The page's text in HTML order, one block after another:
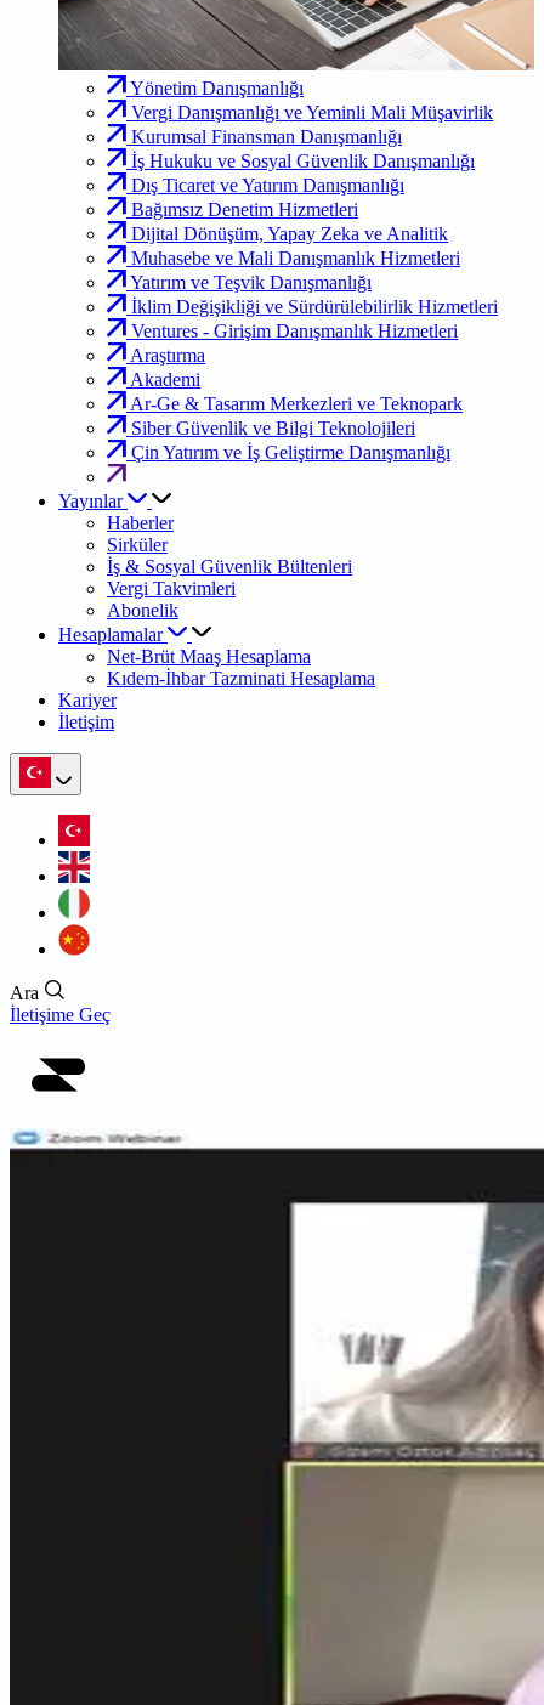
Yönetim Danışmanlığı
Vergi Danışmanlığı ve Yeminli Mali Müşavirlik
Kurumsal Finansman Danışmanlığı
İş Hukuku ve Sosyal Güvenlik Danışmanlığı
Dış Ticaret ve Yatırım Danışmanlığı
Bağımsız Denetim Hizmetleri
Dijital Dönüşüm, Yapay Zeka ve Analitik
Muhasebe ve Mali Danışmanlık Hizmetleri
Yatırım ve Teşvik Danışmanlığı
İklim Değişikliği ve Sürdürülebilirlik Hizmetleri
Ventures - Girişim Danışmanlık Hizmetleri
Araştırma
Akademi
Ar-Ge & Tasarım Merkezleri ve Teknopark
Siber Güvenlik ve Bilgi Teknolojileri
Çin Yatırım ve İş Geliştirme Danışmanlığı
Yayınlar
Haberler
Sirküler
İş & Sosyal Güvenlik Bültenleri
Vergi Takvimleri
Abonelik
Hesaplamalar
Net-Brüt Maaş Hesaplama
Kıdem-İhbar Tazminati Hesaplama
Kariyer
İletişim
Ara
İletişime Geç